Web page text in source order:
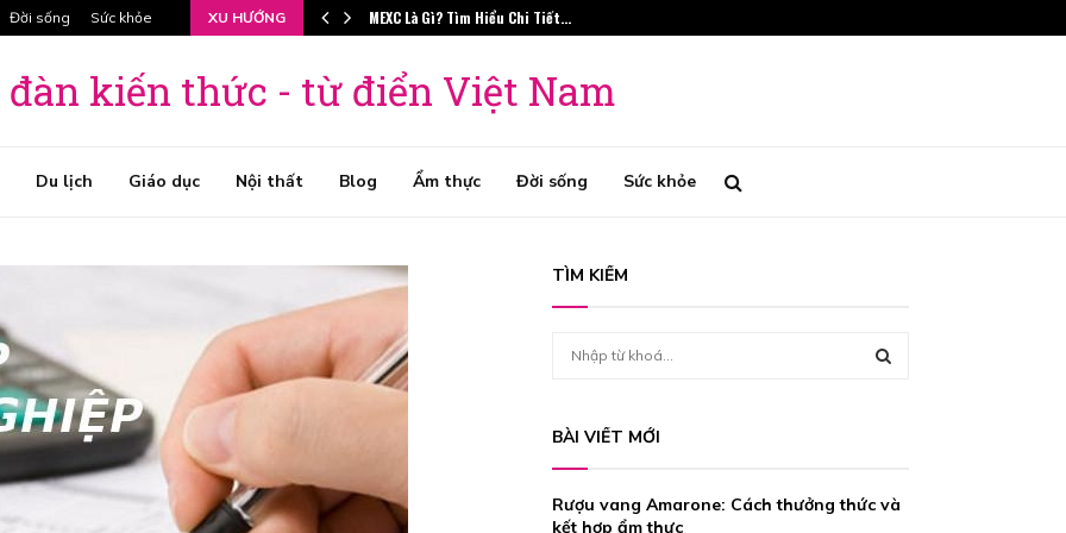
Đời sống Sức khỏe XU HƯỚNG MEXC Là Gì? Tìm Hiểu Chi Tiết…
đàn kiến thức - từ điển Việt Nam
Du lịch Giáo dục Nội thất Blog Ẩm thực Đời sống Sức khỏe
TÌM KIẾM
c
h
f
o
A
BÀI VIẾT MỚI
Rượu vang Amarone: Cách thưởng thức và
kết hợp ẩm thực